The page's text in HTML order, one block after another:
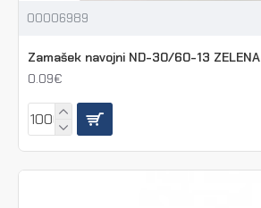
00006989
Zamašek navojni ND-30/60-13 ZELENA
0.09€